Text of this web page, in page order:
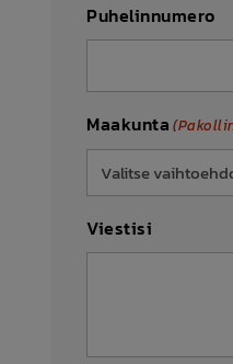
Puhelinnumero
Maakunta
Viestisi